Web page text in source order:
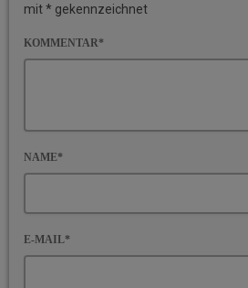
mit * gekennzeichnet
KOMMENTAR*
NAME*
E-MAIL*